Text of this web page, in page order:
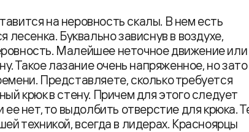
на неровность скалы. В нем есть
лесенка. Буквально зависнув в воздухе,
Малейшее неточное движение или
Такое лазание очень напряженное, но зато
Представляете, сколько требуется
крюк в стену. Причем для этого следует
нет, то выдолбить отверстие для крюка.
техникой, всегда в лидерах. Красноярцы